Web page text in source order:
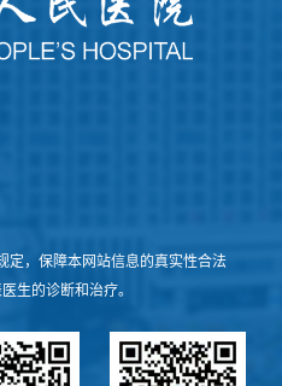
定，保障本网站信息的真实性合法
生的诊断和治疗。